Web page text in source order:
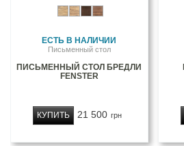
ЕСТЬ В НАЛИЧИИ
Письменный стол
ПИСЬМЕННЫЙ СТОЛ БРЕДЛИ
FENSTER
21 500 грн
КУПИТЬ